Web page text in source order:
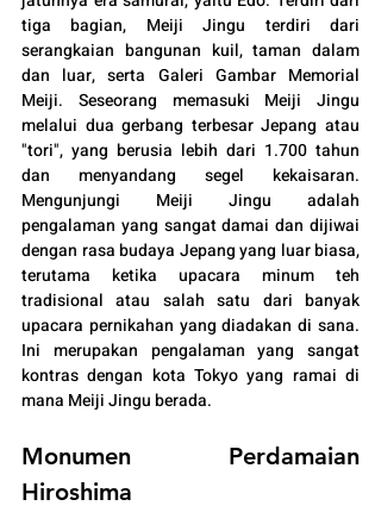
tiga bagian, Meiji Jingu terdiri dari
serangkaian bangunan kuil, taman dalam
dan luar, serta Galeri Gambar Memorial
Meiji. Seseorang memasuki Meiji Jingu
melalui dua gerbang terbesar Jepang atau
"tori", yang berusia lebih dari 1.700 tahun
dan menyandang segel kekaisaran.
Mengunjungi Meiji Jingu adalah
pengalaman yang sangat damai dan dijiwai
dengan rasa budaya Jepang yang luar biasa,
terutama ketika upacara minum teh
tradisional atau salah satu dari banyak
upacara pernikahan yang diadakan di sana.
Ini merupakan pengalaman yang sangat
kontras dengan kota Tokyo yang ramai di
mana Meiji Jingu berada.
Monumen Perdamaian
Hiroshima